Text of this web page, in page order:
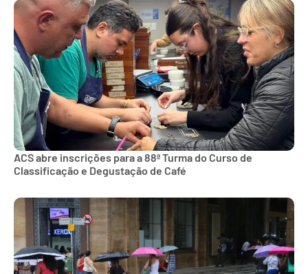
ACS abre inscrições para a 88ª Turma do Curso de
Classificação e Degustação de Café